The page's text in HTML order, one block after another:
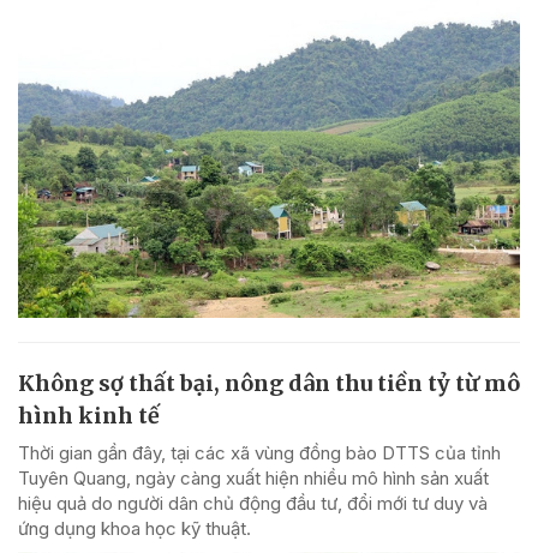
Không sợ thất bại, nông dân thu tiền tỷ từ mô
hình kinh tế
Thời gian gần đây, tại các xã vùng đồng bào DTTS của tỉnh
Tuyên Quang, ngày càng xuất hiện nhiều mô hình sản xuất
hiệu quả do người dân chủ động đầu tư, đổi mới tư duy và
ứng dụng khoa học kỹ thuật.